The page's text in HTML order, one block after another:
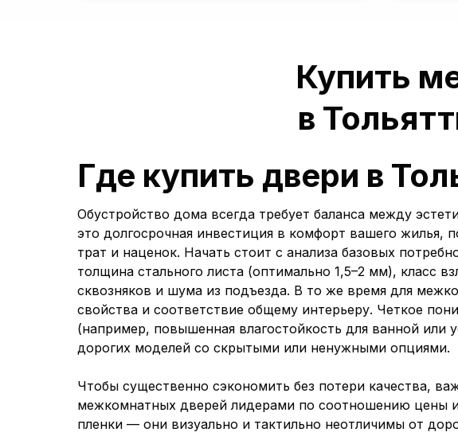
Купить
в
Где купить двери в
Обустройство дома всегда требует баланса между
это долгосрочная инвестиция в комфорт вашего
трат и наценок. Начать стоит с анализа базовых
толщина стального листа (оптимально 1,5–2 мм), класс
сквозняков и шума из подъезда. В то же время для
свойства и соответствие общему интерьеру. Четкое
(например, повышенная влагостойкость для ванной или
дорогих моделей со скрытыми или ненужными опциями.
Чтобы существенно сэкономить без потери качества,
межкомнатных дверей лидерами по соотношению цены
пленки — они визуально и тактильно неотличимы от